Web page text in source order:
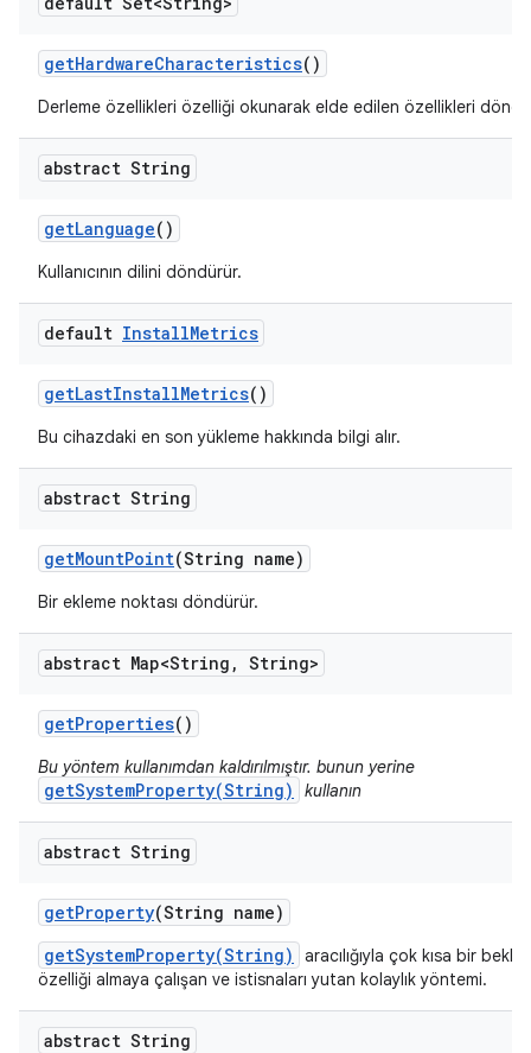
getHardwareCharacteristics()
Derleme özellikleri özelliği okunarak elde edilen özellikleri
abstract String
getLanguage()
Kullanıcının dilini döndürür.
default InstallMetrics
getLastInstallMetrics()
Bu cihazdaki en son yükleme hakkında bilgi alır.
abstract String
getMountPoint(String name)
Bir ekleme noktası döndürür.
abstract Map<String , String>
getProperties()
Bu yöntem kullanımdan kaldırılmıştır. bunun yerine
getSystemProperty(String) kullanın
abstract String
getProperty(String name)
getSystemProperty(String)
aracılığıyla çok kısa bir
özelliği almaya çalışan ve istisnaları yutan kolaylık yöntemi.
abstract String